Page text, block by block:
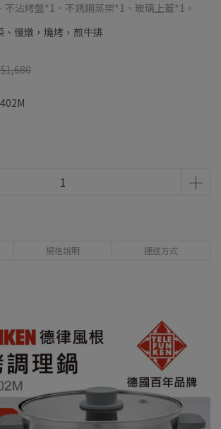
不沾烤盤*1、不銹鋼蒸架*1、玻璃上蓋*1。
慢燉，燒烤，煎牛排
規格說明 運送方式